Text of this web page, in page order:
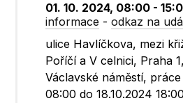
01. 10. 2024, 08:00 -
informace -odkaz na
ulice Havlíčkova, mezi
Poříčí a V celnici, Praha
Václavské náměstí,
08:00 do 18.10.2024